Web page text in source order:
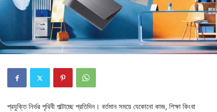
প্রযুক্তি নির্ভর পৃথিবী পাল্টাচ্ছে প্রতিদিন। বর্তমান সময়ে যেকোনো কাজ, শিক্ষা কিংবা